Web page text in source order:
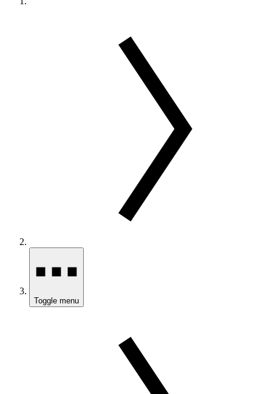
Toggle menu